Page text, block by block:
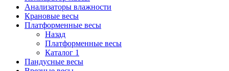
Анализаторы влажности
Крановые весы
Платформенные весы
Назад
Платформенные весы
Каталог 1
Пандусные весы